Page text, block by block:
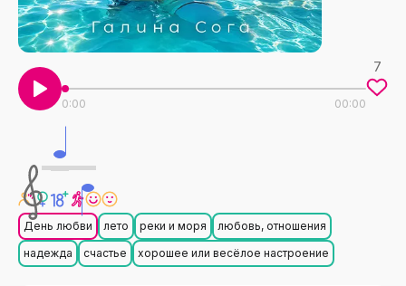
0:00 00:00
7
День любви лето реки и моря
любовь, отношения
надежда
счастье хорошее или весёлое настроение